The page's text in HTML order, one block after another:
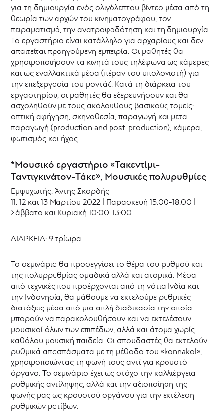
για τη δημιουργία ενός ολιγόλεπτου βίντεο μέσα από τη
θεωρία των αρχών του κινηματογράφου, τον
πειραματισμό, την ανατροφοδότηση και τη δημιουργία.
Το εργαστήριο είναι κατάλληλο για αρχαρίους και δεν
απαιτείται προηγούμενη εμπειρία. Οι μαθητές θα
χρησιμοποιήσουν τα κινητά τους τηλέφωνα ως κάμερες
και ως εναλλακτικά μέσα (πέραν του υπολογιστή) για
την επεξεργασία του μοντάζ. Κατά τη διάρκεια του
εργαστηρίου, οι μαθητές θα εξερευνήσουν και θα
ασχοληθούν με τους ακόλουθους βασικούς τομείς:
οπτική αφήγηση, σκηνοθεσία, παραγωγή και μετα-
παραγωγή (production and post-production), κάμερα,
φωτισμός και ήχος.
*Μουσικό εργαστήριο «Τακεντίμι-
Ταντιγκινάτον-Τάκε», Μουσικές πολυρυθμίες
Εμψυχωτής: Άντης Σκορδής
11, 12 και 13 Μαρτίου 2022 | Παρασκευή 15:00-18:00 |
Σάββατο και Κυριακή 10:00-13:00
ΔΙΑΡΚΕΙΑ: 9 τρίωρα
Το σεμινάριο θα προσεγγίσει το θέμα του ρυθμού και
της πολυρρυθμίας ομαδικά αλλά και ατομικά. Μέσα
από τεχνικές που προέρχονται από τη νότια Ινδία και
την Ινδονησία, θα μάθουμε να εκτελούμε ρυθμικές
διατάξεις μέσα από μια απλή διαδικασία την οποία
μπορούν να παρακολουθήσουν και να εκτελέσουν
μουσικοί όλων των επιπέδων, αλλά και άτομα χωρίς
καθόλου μουσική παιδεία. Οι σπουδαστές θα εκτελούν
ρυθμικά αποσπάσματα με τη μέθοδο του «konnakol»,
χρησιμοποιώντας τη φωνή τους αντί για κρουστό
όργανο. Το σεμινάριο έχει ως στόχο την καλλιέργεια
ρυθμικής αντίληψης, αλλά και την αξιοποίηση της
φωνής μας ως κρουστού οργάνου για την εκτέλεση
ρυθμικών μοτίβων.